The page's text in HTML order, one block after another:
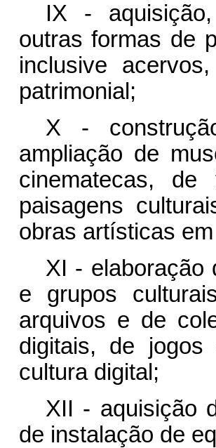
IX -
outras formas de
inclusive
patrimonial;
X -
ampliação de
cinematecas,
paisagens
obras artísticas
XI - elaboração
e grupos
arquivos e de
digitais, de
cultura digital;
XII - aquisição
de instalação de